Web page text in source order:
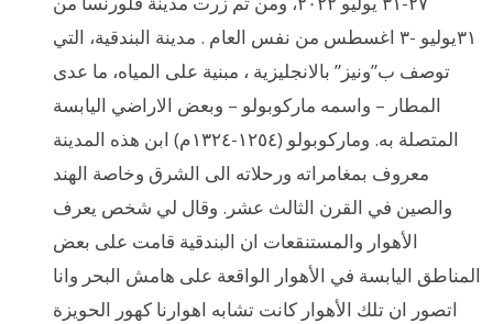
٣١يوليو -٣ اغسطس من نفس العام . مدينة البندقية، التي
توصف ب”ونيز” بالانجليزية ، مبنية على المياه، ما عدى
المطار – واسمه ماركوبولو – وبعض الاراضي اليابسة
المتصلة به. وماركوبولو (١٢٥٤-١٣٢٤م) ابن هذه المدينة
معروف بمغامراته ورحلاته الى الشرق وخاصة الهند
والصين في القرن الثالث عشر. وقال لي شخص يعرف
الأهوار والمستنقعات ان البندقية قامت على بعض
المناطق اليابسة في الأهوار الواقعة على هامش البحر وانا
اتصور ان تلك الأهوار كانت تشابه اهوارنا كهور الحويزة